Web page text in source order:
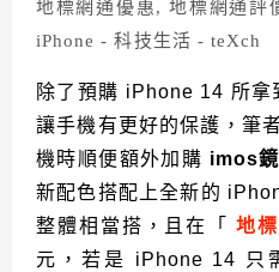
除了預購 iPhone 14 所拿
讓手機有更好的保護，筆
機時順便額外加購 imos
新配色搭配上全新的
整體相當搭，且在「地
元，若是 iPhone 14 只